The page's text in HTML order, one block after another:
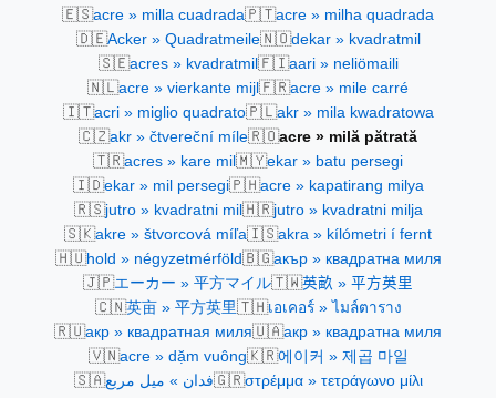
🇪🇸acre » milla cuadrada🇵🇹acre » milha quadrada
🇩🇪Acker » Quadratmeile🇳🇴dekar » kvadratmil
🇸🇪acres » kvadratmil🇫🇮aari » neliömaili
🇳🇱acre » vierkante mijl 🇫🇷acre » mile carré
🇮🇹acri » miglio quadrato🇵🇱akr » mila kwadratowa
🇨🇿akr » čtvereční míle🇷🇴acre » milă pătrată
🇹🇷acres » kare mil 🇲🇾ekar » batu persegi
🇮🇩ekar » mil persegi🇵🇭acre » kapatirang milya
🇷🇸jutro » kvadratni mil🇭🇷jutro » kvadratni milja
🇸🇰akre » štvorcová míľa🇮🇸akra » kílómetri í fernt
🇭🇺hold » négyzetmérföld🇧🇬акър » квадратна миля
🇯🇵エーカー » 平方マイル🇹🇼英畝 » 平方英里
🇨🇳英亩 » 平方英里🇹🇭เอเคอร์ » ไมล์ตาราง
🇷🇺акр » квадратная миля🇺🇦акр » квадратна миля
🇻🇳acre » dặm vuông🇰🇷에이커 » 제곱 마일
🇸🇦فدان » ميل مربع🇬🇷στρέμμα » τετράγωνο μίλι